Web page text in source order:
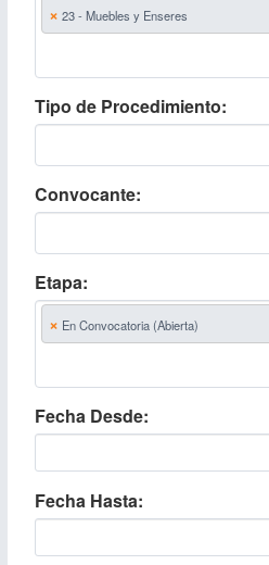
× 23 - Muebles y Enseres
Tipo de Procedimiento
Convocante
Etapa
× En Convocatoria (Abierta)
Fecha Desde
Fecha Hasta